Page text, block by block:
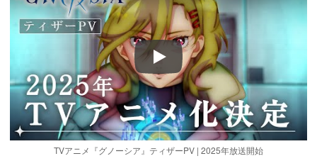
Play
TVアニメ『グノーシア』ティザーPV | 2025年放送開始